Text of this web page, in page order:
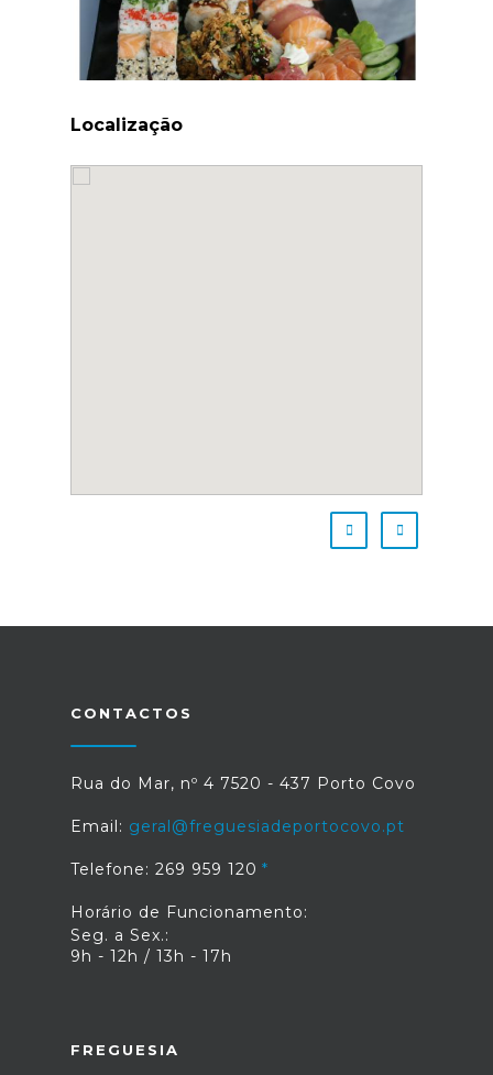
Localização
CONTACTOS
Rua do Mar, nº 4 7520 - 437 Porto Covo
Email: geral@freguesiadeportocovo.pt
Telefone: 269 959 120
Horário de Funcionamento:
Seg. a Sex.:
9h - 12h / 13h - 17h
FREGUESIA